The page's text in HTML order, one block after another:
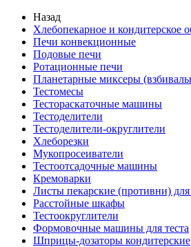
Назад
Хлебопекарное и кондитерское
Печи конвекционные
Подовые печи
Ротационные печи
Планетарные миксеры
Тестомесы
Тестораскаточные машины
Тестоделители
Тестоделители-округлители
Хлеборезки
Мукопросеиватели
Тестоотсадочные машины
Кремоварки
Листы пекарские (противни)
Расстойные шкафы
Тестоокруглители
Формовочные машины для теста
Шприцы-дозаторы кондитерские